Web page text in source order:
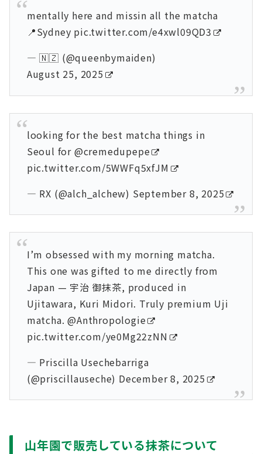
mentally here and missin all the matcha
📍Sydney pic.twitter.com/e4xwl09QD3
— 🇳🇿 (@queenbymaiden)
August 25, 2025
looking for the best matcha things in
Seoul for @cremedupepe
pic.twitter.com/5WWFq5xfJM
— RX (@alch_alchew) September 8, 2025
I’m obsessed with my morning matcha.
This one was gifted to me directly from
Japan — 宇治 御抹茶, produced in
Ujitawara, Kuri Midori. Truly premium Uji
matcha.@Anthropologie
pic.twitter.com/ye0Mg22zNN
— Priscilla Usechebarriga
(@priscillauseche) December 8, 2025
山年園で販売している抹茶について